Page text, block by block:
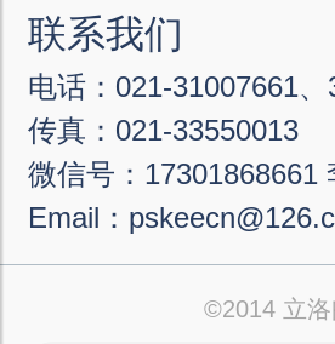
联系我们
电话：021-31007661
传真：021-33550013
微信号：17301868661
Email：
©2014 立